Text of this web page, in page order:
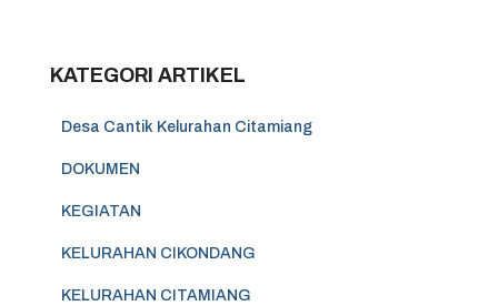
KATEGORI ARTIKEL
Desa Cantik Kelurahan Citamiang
DOKUMEN
KEGIATAN
KELURAHAN CIKONDANG
KELURAHAN CITAMIANG